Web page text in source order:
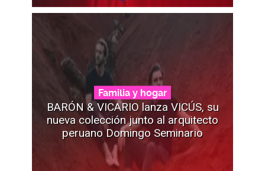
Familia y hogar
BARÓN & VICARIO lanza VICÚS, su
nueva colección junto al arquitecto
peruano Domingo Seminario